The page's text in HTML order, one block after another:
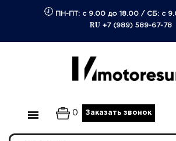
ПН-ПТ: с 9.00 до 18.00/ СБ: с
RU +7 (989) 589-67-78
0 Заказать звонок